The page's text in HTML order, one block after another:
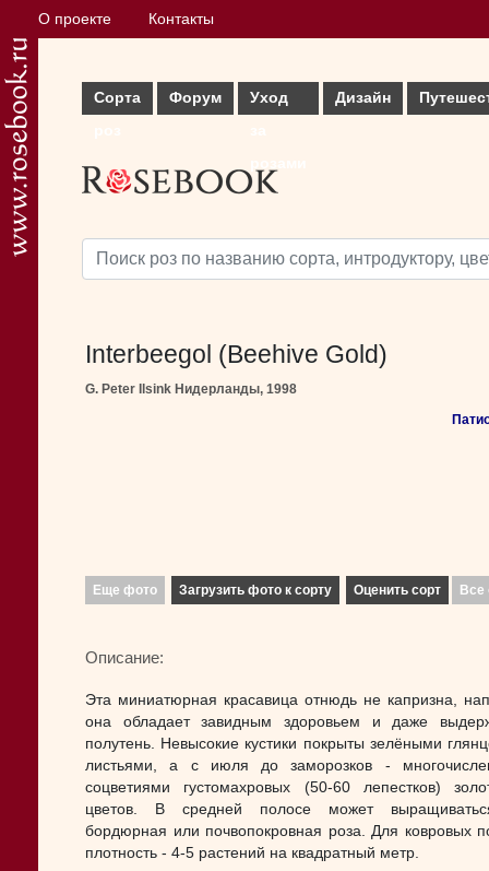
О проекте Контакты
Сорта
Форум
Уход
Дизайн
Interbeegol (Beehive Gold)
G. Peter Ilsink Нидерланды, 1998
Еще фото Загрузить фото к сорту Оценить сорт Все
Описание:
Эта миниатюрная красавица отнюдь не капризна,
она обладает завидным здоровьем и даже
полутень. Невысокие кустики покрыты зелёными
листьями, а с июля до заморозков -
соцветиями густомахровых (50-60 лепестков)
цветов. В средней полосе может
бордюрная или почвопокровная роза. Для ковровых
плотность - 4-5 растений на квадратный метр.